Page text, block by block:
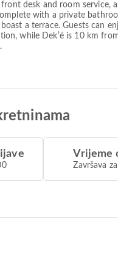
desk and room
with a private
a terrace. Guests can
while Dekʼē is 10 km
Vrijeme
Završava